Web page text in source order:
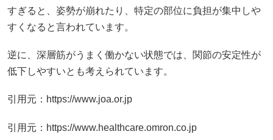
すぎると、姿勢が崩れたり、特定の部位に負担が集中しや
すくなると言われています。
逆に、深層筋がうまく働かない状態では、関節の安定性が
低下しやすいとも考えられています。
引用元：https://www.joa.or.jp
引用元：https://www.healthcare.omron.co.jp